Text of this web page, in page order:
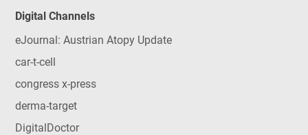
Digital Channels
eJournal: Austrian Atopy Update
car-t-cell
congress x-press
derma-target
DigitalDoctor